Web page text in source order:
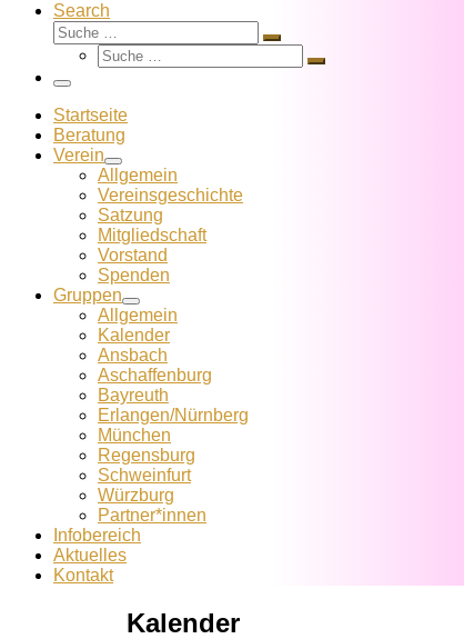
Search
Suche
Suche
Suche
Suche
Menü
Startseite
Beratung
Verein
Allgemein
Vereins­geschichte
Satzung
Mitglied­schaft
Vorstand
Spenden
Gruppen
Allgemein
Kalender
Ansbach
Aschaffenburg
Bayreuth
Erlangen/Nürnberg
München
Regensburg
Schweinfurt
Würzburg
Partner*innen
Infobereich
Aktuelles
Kontakt
Kalender